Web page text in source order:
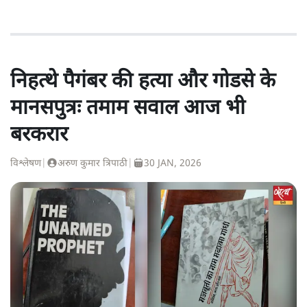
निहत्थे पैगंबर की हत्या और गोडसे के
मानसपुत्रः तमाम सवाल आज भी
बरकरार
विश्लेषण| अरुण कुमार त्रिपाठी 30 JAN, 2026